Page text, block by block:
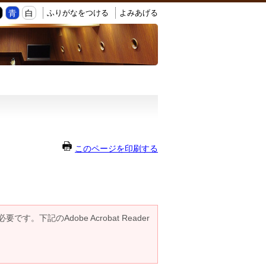
青 白 ふりがなをつける よみあげる
このページを印刷する
要です。下記のAdobe Acrobat Reader